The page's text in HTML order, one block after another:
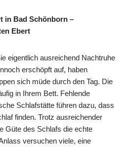
in Bad Schönborn –
Ebert
eigentlich ausreichend Nachtruhe
erschöpft auf, haben
sich müde durch den Tag. Die
in Ihrem Bett. Fehlende
Schlafstätte führen dazu, dass
finden. Trotz ausreichender
Güte des Schlafs die echte
versuchen viele, eine